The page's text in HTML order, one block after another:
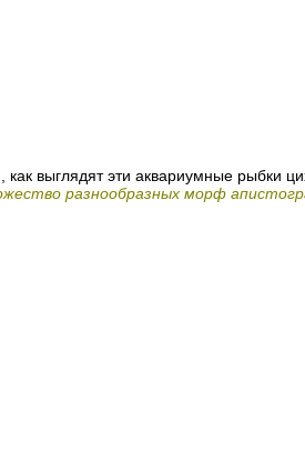
выглядят эти аквариумные рыбки
разнообразных морф